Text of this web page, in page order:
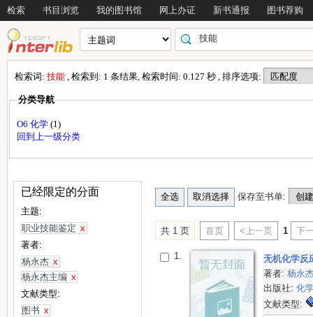
检索 书目浏览 我的图书馆 网上办证 新书通报 图书荐购
检索词: 技能 , 检索到: 1 条结果, 检索时间: 0.127 秒 , 排序选项:
分类导航
O6 化学 (1)
回到上一级分类
已经限定的分面
主题:
职业技能鉴定 x
著者:
杨永杰 x
杨永杰主编 x
文献类型:
图书 x
保存至书单:
共 1 页 首页 <上一页 1 下
1.
无机化学反
著者:杨永
出版社:化
文献类型: